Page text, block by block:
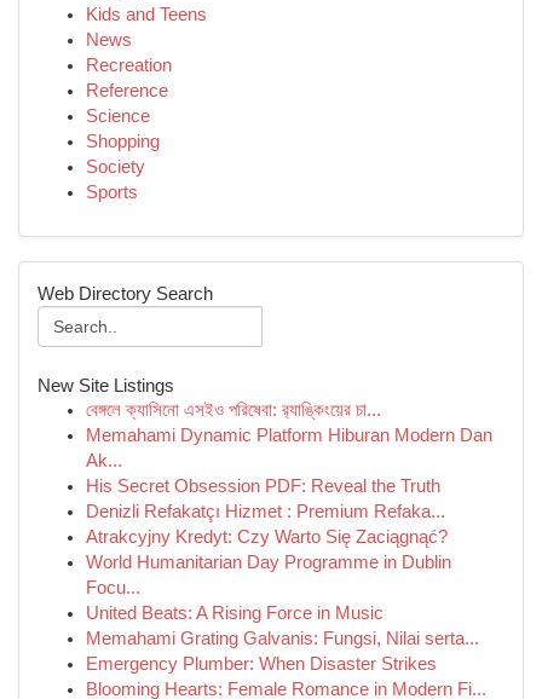
Kids and Teens
News
Recreation
Reference
Science
Shopping
Society
Sports
Web Directory Search
New Site Listings
বেঙ্গলে ক্যাসিনো এসইও পরিষেবা: র‍্যাঙ্কিংয়ের চা...
Memahami Dynamic Platform Hiburan Modern Dan
Ak...
His Secret Obsession PDF: Reveal the Truth
Denizli Refakatçı Hizmet : Premium Refaka...
Atrakcyjny Kredyt: Czy Warto Się Zaciągnąć?
World Humanitarian Day Programme in Dublin
Focu...
United Beats: A Rising Force in Music
Memahami Grating Galvanis: Fungsi, Nilai serta...
Emergency Plumber: When Disaster Strikes
Blooming Hearts: Female Romance in Modern Fi...